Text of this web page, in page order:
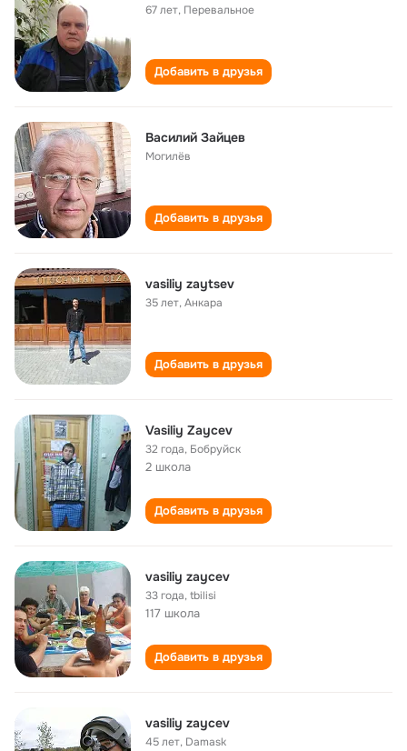
67 лет, Перевальное
Добавить в друзья
Василий Зайцев
Могилёв
Добавить в друзья
vasiliy zaytsev
35 лет,Анкара
Добавить в друзья
Vasiliy Zaycev
32 года, Бобруйск
2 школа
Добавить в друзья
vasiliy zaycev
33 года,tbilisi
117 школа
Добавить в друзья
vasiliy zaycev
45 лет, Damask